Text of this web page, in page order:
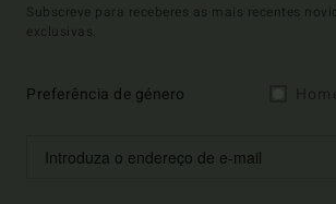
Subscreve para receberes as mais recentes
exclusivas.
Preferência de género